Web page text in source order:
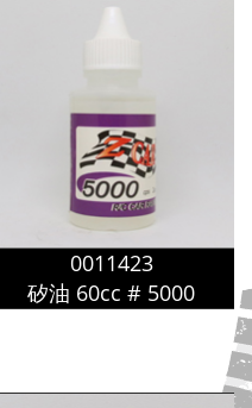
0011423
矽油 60cc # 5000